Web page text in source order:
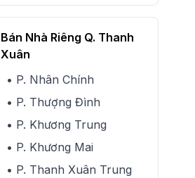
Bán Nhà Riêng Q. Thanh
Xuân
• P. Nhân Chính
• P. Thượng Đình
• P. Khương Trung
• P. Khương Mai
• P. Thanh Xuân Trung